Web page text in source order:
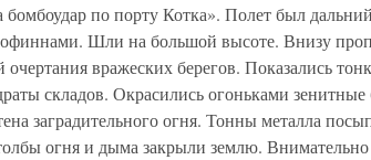
по порту Котка». Полет был
Шли на большой высоте. Внизу
вражеских берегов. Показались
складов. Окрасились огоньками
заградительного огня. Тонны металла
огня и дыма закрыли землю.